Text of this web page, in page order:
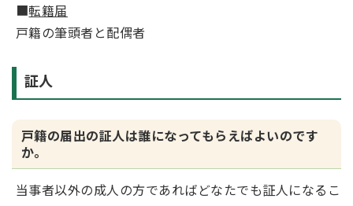
■転籍届
戸籍の筆頭者と配偶者
証人
戸籍の届出の証人は誰になってもらえばよいのです
か。
当事者以外の成人の方であればどなたでも証人になるこ